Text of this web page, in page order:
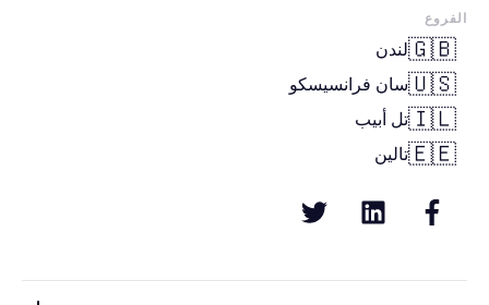
الفروع
🇬🇧لندن
🇺🇸سان فرانسيسكو
🇮🇱تل أبيب
🇪🇪تالين